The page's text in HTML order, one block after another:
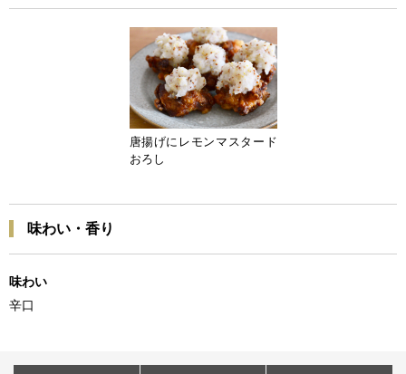
唐揚げにレモンマスタード
おろし
味わい・香り
味わい
辛口